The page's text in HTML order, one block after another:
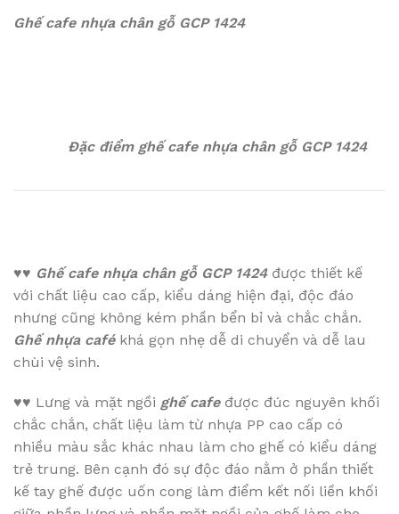
Ghế cafe nhựa chân gỗ GCP 1424
Đặc điểm ghế cafe nhựa chân gỗ GCP 1424
♥♥ Ghế cafe nhựa chân gỗ GCP 1424được thiết kế
với chất liệu cao cấp, kiểu dáng hiện đại, độc đáo
nhưng cũng không kém phần bển bỉ và chắc chắn.
Ghế nhựa cafékhá gọn nhẹ dễ di chuyển và dễ lau
chùi vệ sinh.
♥♥ Lưng và mặt ngồi ghế cafeđược đúc nguyên khối
chắc chắn, chất liệu làm từ nhựa PP cao cấp có
nhiều màu sắc khác nhau làm cho ghế có kiểu dáng
trẻ trung. Bên cạnh đó sự độc đáo nằm ở phần thiết
kế tay ghế được uốn cong làm điểm kết nối liền khối